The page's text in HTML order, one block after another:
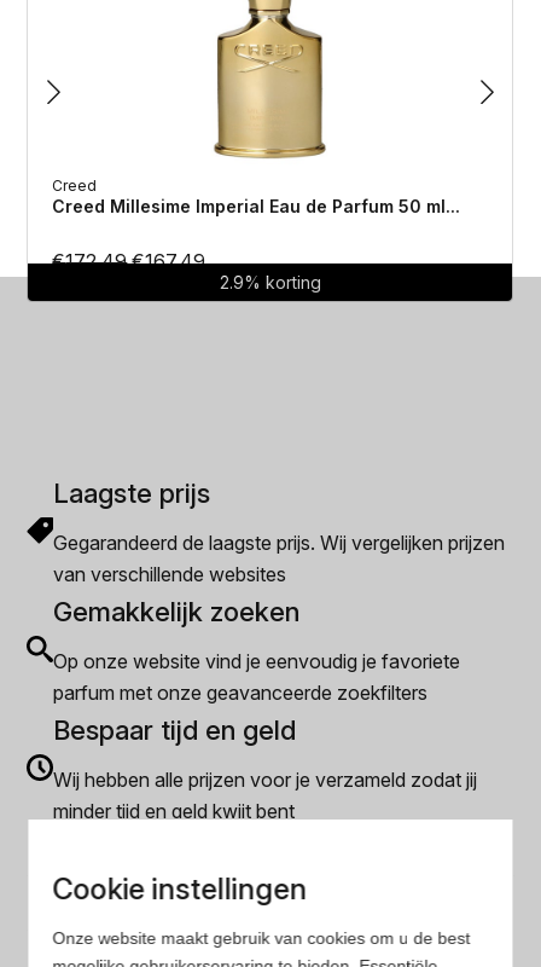
Creed
Creed Millesime Imperial Eau de Parfum 50 ml...
€172.49Oorspronkelijke
€167.49Huidige
prijs
2.9% korting
Laagste prijs
Gegarandeerd de laagste prijs. Wij vergelijken prijzen
van verschillende websites
Gemakkelijk zoeken
Op onze website vind je eenvoudig je favoriete
parfum met onze geavanceerde zoekfilters
Bespaar tijd en geld
Wij hebben alle prijzen voor je verzameld zodat jij
minder tijd en geld kwijt bent
Populaire herengeuren
Cookie instellingen
Onze website maakt gebruik van cookies om u de best